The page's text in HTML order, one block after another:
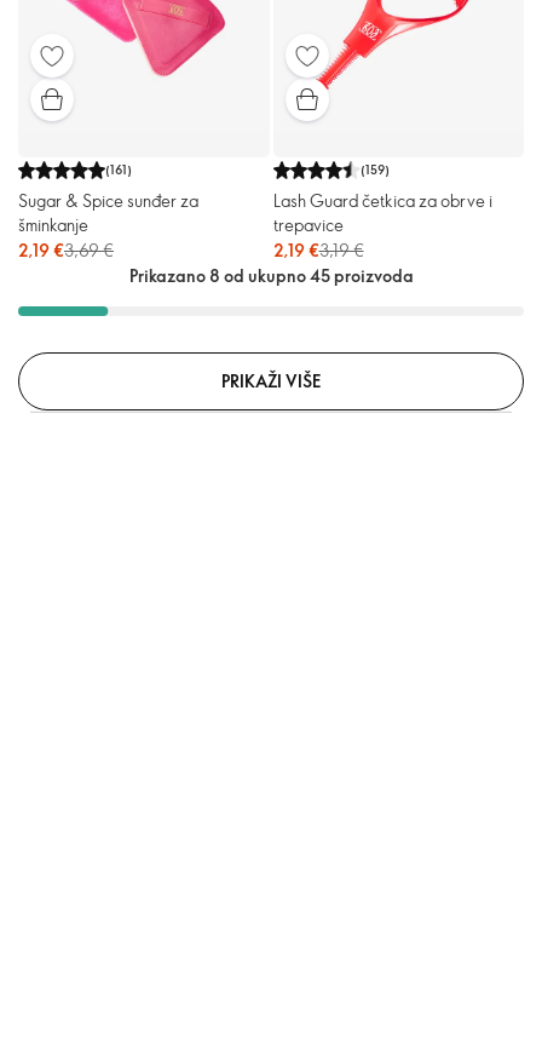
(161)
Sugar & Spice sunđer za
šminkanje
2,19 €3,69 €
(159)
Lash Guard četkica za obrve i
trepavice
2,19 €3,19 €
Prikazano 8 od ukupno 45 proizvoda
PRIKAŽI VIŠE